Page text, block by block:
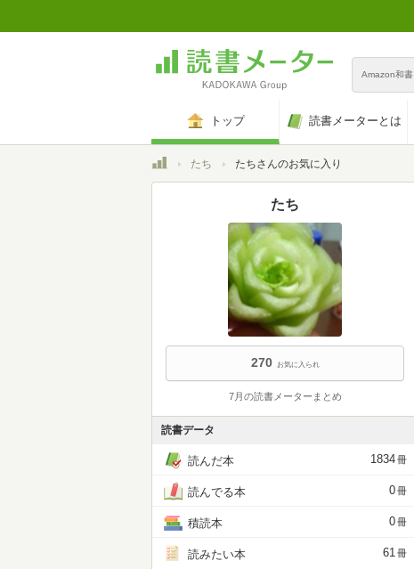
Amazon和書
トップ 読書メーターとは
トップたち たちさんのお気に入り
たち
270 お気に入られ
7月の読書メーターまとめ
読書データ
読んだ本 1834冊
読んでる本 0冊
積読本 0冊
読みたい本 61冊